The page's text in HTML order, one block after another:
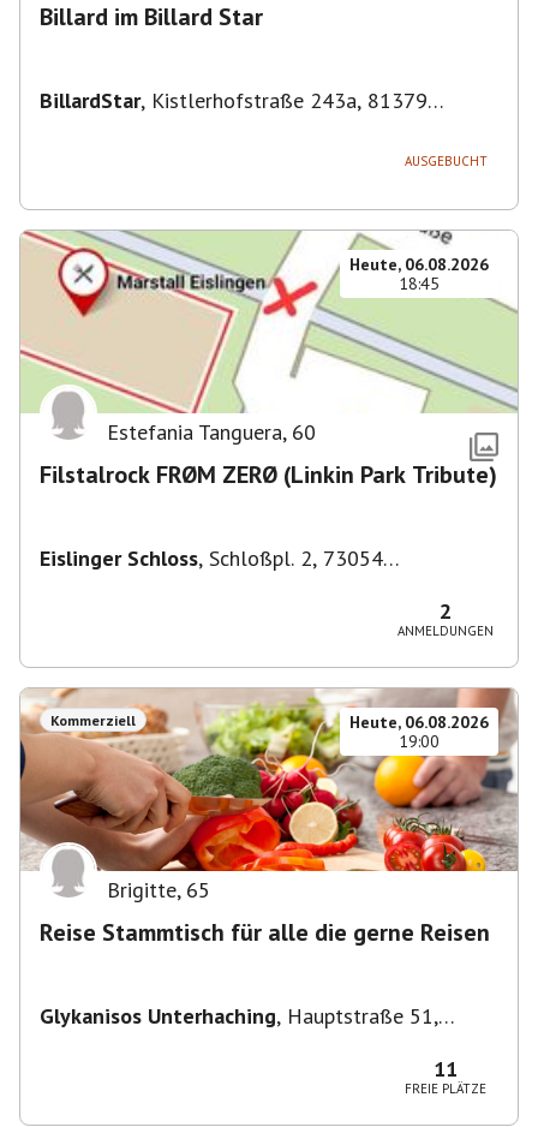
Billard im Billard Star
BillardStar, Kistlerhofstraße 243a, 81379
AUSGEBUCHT
Heute, 06.08.2026
18:45
Estefania Tanguera, 60
Filstalrock FRØM ZERØ (Linkin Park Tribute)
Eislinger Schloss, Schloßpl. 2, 73054
2
ANMELDUNGEN
Kommerziell
Heute, 06.08.2026
19:00
Brigitte, 65
Reise Stammtisch für alle die gerne Reisen
Glykanisos Unterhaching, Hauptstraße 51,
11
FREIE PLÄTZE